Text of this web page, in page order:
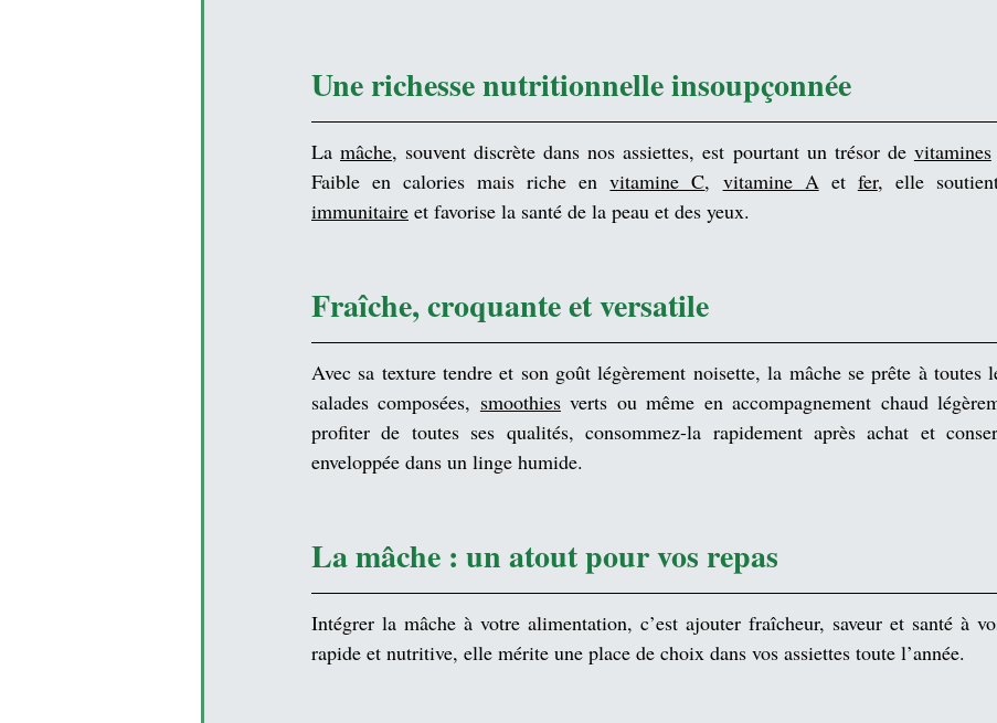
Une richesse nutritionnelle insoupçonnée
La mâche, souvent discrète dans nos assiettes, est pourtant un trésor de vitamines
Faible en calories mais riche en vitamine C, vitamine A et fer, elle
immunitaire et favorise la santé de la peau et des yeux.
Fraîche, croquante et versatile
Avec sa texture tendre et son goût légèrement noisette, la mâche se prête à toutes
salades composées, smoothies verts ou même en accompagnement chaud
profiter de toutes ses qualités, consommez-la rapidement après achat et
enveloppée dans un linge humide.
La mâche : un atout pour vos repas
Intégrer la mâche à votre alimentation, c’est ajouter fraîcheur, saveur et santé à
rapide et nutritive, elle mérite une place de choix dans vos assiettes toute l’année.